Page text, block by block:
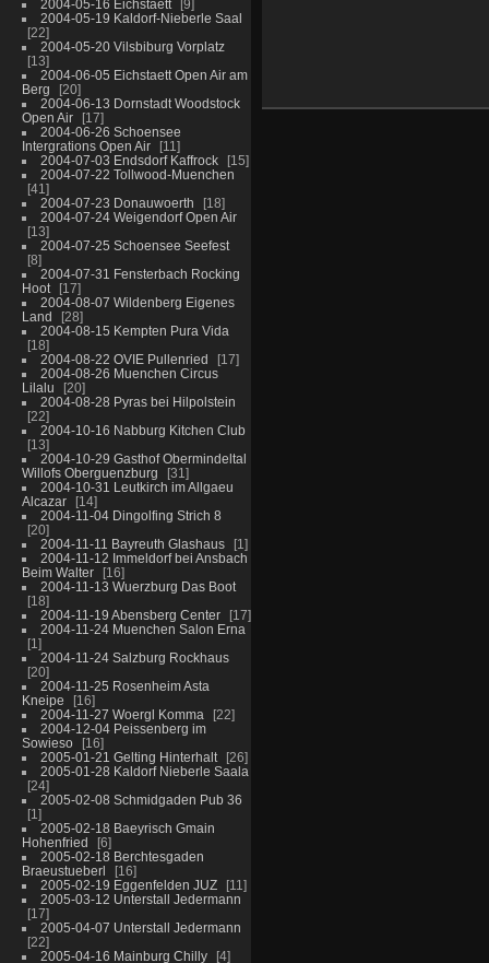
2004-05-16 Eichstaett
9
2004-05-19 Kaldorf-Nieberle Saal
22
2004-05-20 Vilsbiburg Vorplatz
13
2004-06-05 Eichstaett Open Air am
Berg
20
2004-06-13 Dornstadt Woodstock
Open Air
17
2004-06-26 Schoensee
Intergrations Open Air
11
2004-07-03 Endsdorf Kaffrock
15
2004-07-22 Tollwood-Muenchen
41
2004-07-23 Donauwoerth
18
2004-07-24 Weigendorf Open Air
13
2004-07-25 Schoensee Seefest
8
2004-07-31 Fensterbach Rocking
Hoot
17
2004-08-07 Wildenberg Eigenes
Land
28
2004-08-15 Kempten Pura Vida
18
2004-08-22 OVIE Pullenried
17
2004-08-26 Muenchen Circus
Lilalu
20
2004-08-28 Pyras bei Hilpolstein
22
2004-10-16 Nabburg Kitchen Club
13
2004-10-29 Gasthof Obermindeltal
Willofs Oberguenzburg
31
2004-10-31 Leutkirch im Allgaeu
Alcazar
14
2004-11-04 Dingolfing Strich 8
20
2004-11-11 Bayreuth Glashaus
1
2004-11-12 Immeldorf bei Ansbach
Beim Walter
16
2004-11-13 Wuerzburg Das Boot
18
2004-11-19 Abensberg Center
17
2004-11-24 Muenchen Salon Erna
1
2004-11-24 Salzburg Rockhaus
20
2004-11-25 Rosenheim Asta
Kneipe
16
2004-11-27 Woergl Komma
22
2004-12-04 Peissenberg im
Sowieso
16
2005-01-21 Gelting Hinterhalt
26
2005-01-28 Kaldorf Nieberle Saala
24
2005-02-08 Schmidgaden Pub 36
1
2005-02-18 Baeyrisch Gmain
Hohenfried
6
2005-02-18 Berchtesgaden
Braeustueberl
16
2005-02-19 Eggenfelden JUZ
11
2005-03-12 Unterstall Jedermann
17
2005-04-07 Unterstall Jedermann
22
2005-04-16 Mainburg Chilly
4